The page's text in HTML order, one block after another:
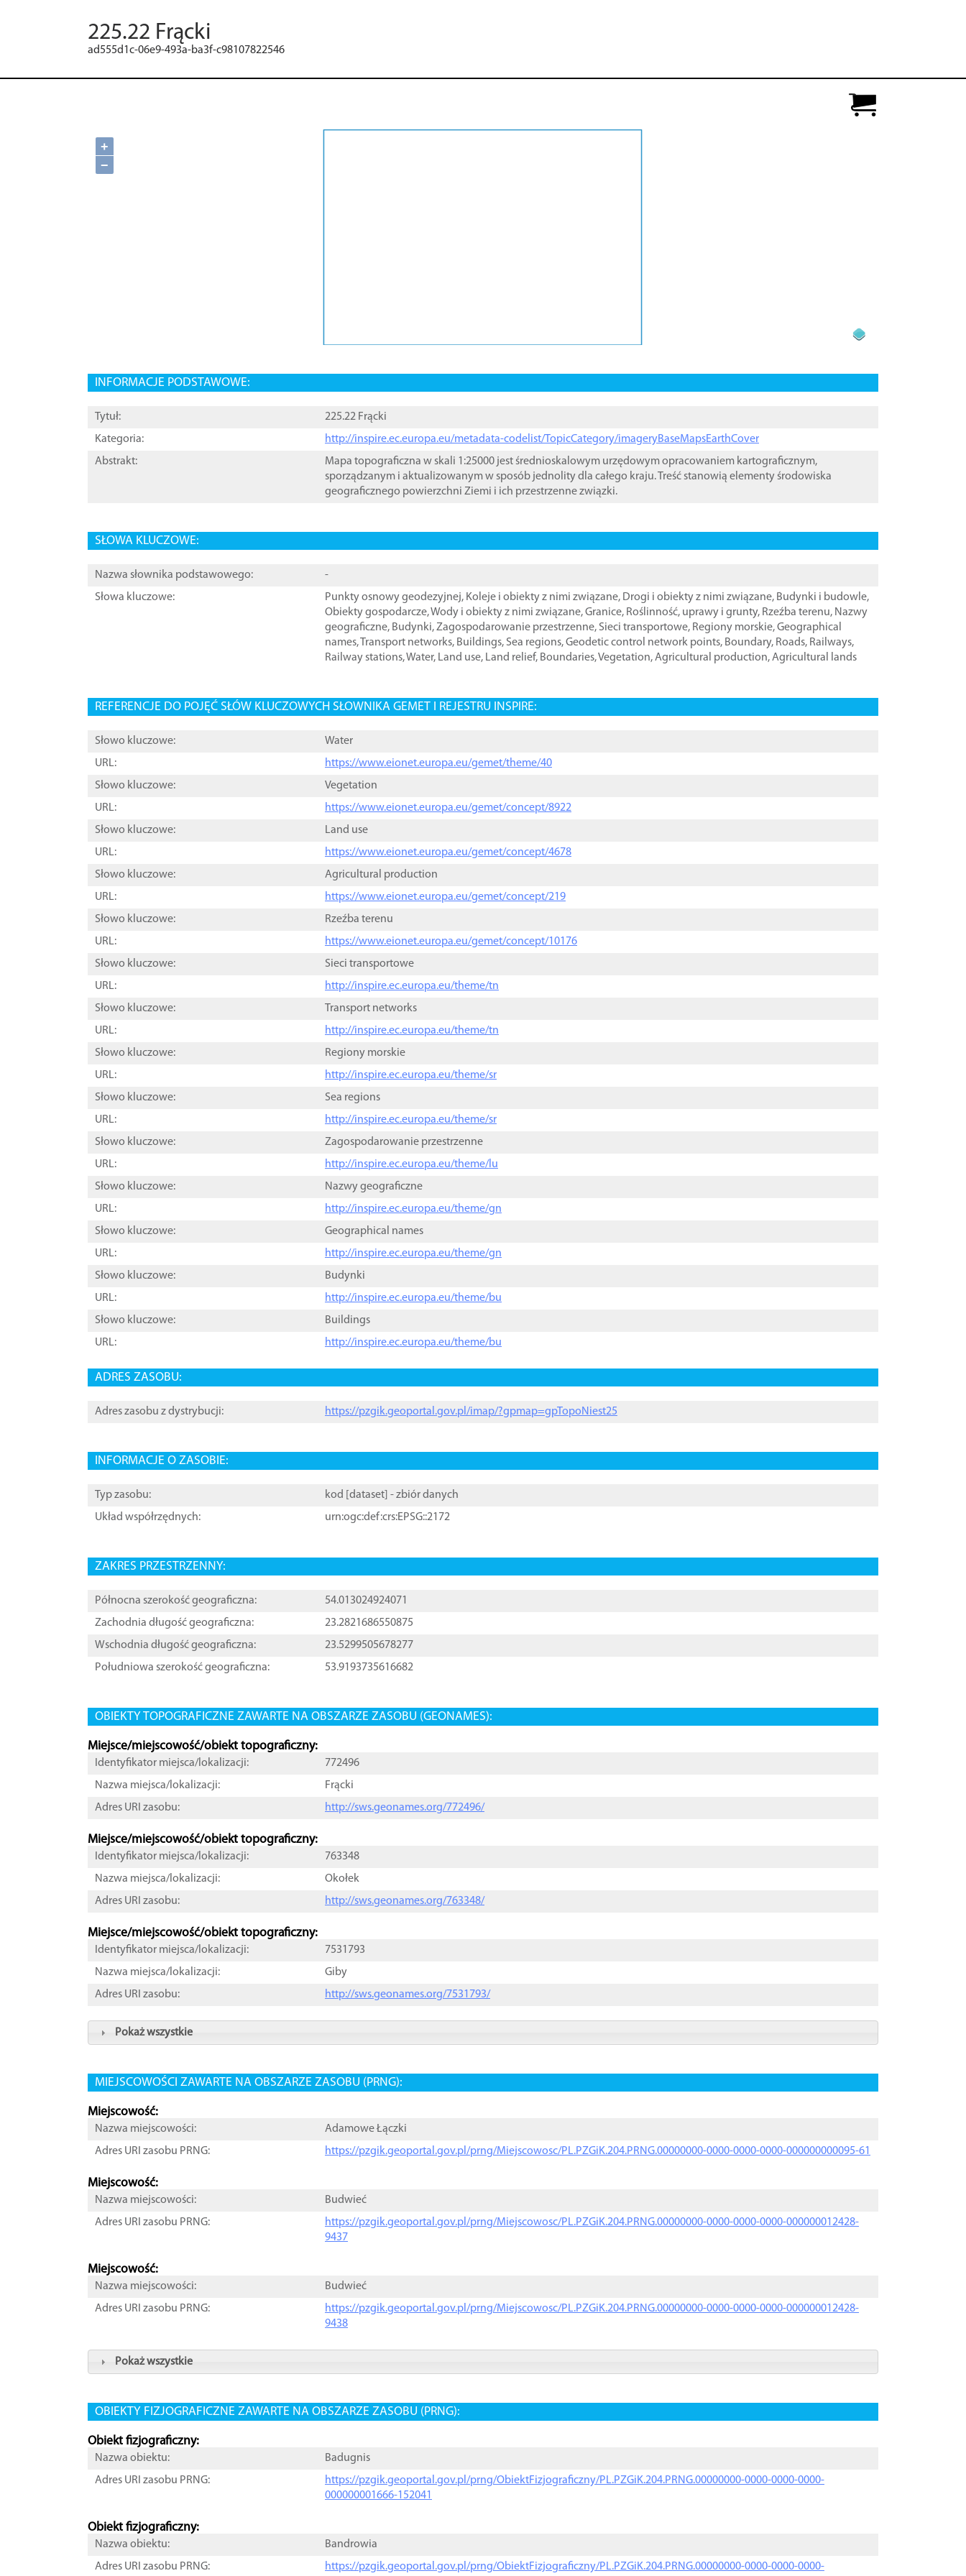
225.22 Frącki
ad555d1c-06e9-493a-ba3f-c98107822546
+
−
INFORMACJE PODSTAWOWE:
Tytuł:
225.22 Frącki
Kategoria:
http://inspire.ec.europa.eu/metadata-codelist/TopicCategory/imageryBaseMapsEarthCover
Abstrakt:
Mapa topograficzna w skali 1:25000 jest średnioskalowym urzędowym opracowaniem kartograficznym,
sporządzanym i aktualizowanym w sposób jednolity dla całego kraju. Treść stanowią elementy środowiska
geograficznego powierzchni Ziemi i ich przestrzenne związki.
SŁOWA KLUCZOWE:
Nazwa słownika podstawowego:
-
Słowa kluczowe:
Punkty osnowy geodezyjnej, Koleje i obiekty z nimi związane, Drogi i obiekty z nimi związane, Budynki i budowle,
Obiekty gospodarcze,Wody i obiekty z nimi związane,Granice, Roślinność, uprawy i grunty, Rzeźba terenu, Nazwy
geograficzne, Budynki,Zagospodarowanie przestrzenne, Sieci transportowe, Regiony morskie,Geographical
names,Transport networks, Buildings, Sea regions,Geodetic control network points, Boundary, Roads, Railways,
Railway stations,Water, Land use, Land relief, Boundaries,Vegetation,Agricultural production,Agricultural lands
REFERENCJE DO POJĘĆ SŁÓW KLUCZOWYCH SŁOWNIKA GEMET I REJESTRU INSPIRE:
Słowo kluczowe:
Water
URL:
https://www.eionet.europa.eu/gemet/theme/40
Słowo kluczowe:
Vegetation
URL:
https://www.eionet.europa.eu/gemet/concept/8922
Słowo kluczowe:
Land use
URL:
https://www.eionet.europa.eu/gemet/concept/4678
Słowo kluczowe:
Agricultural production
URL:
https://www.eionet.europa.eu/gemet/concept/219
Słowo kluczowe:
Rzeźba terenu
URL:
https://www.eionet.europa.eu/gemet/concept/10176
Słowo kluczowe:
Sieci transportowe
URL:
http://inspire.ec.europa.eu/theme/tn
Słowo kluczowe:
Transport networks
URL:
http://inspire.ec.europa.eu/theme/tn
Słowo kluczowe:
Regiony morskie
URL:
http://inspire.ec.europa.eu/theme/sr
Słowo kluczowe:
Sea regions
URL:
http://inspire.ec.europa.eu/theme/sr
Słowo kluczowe:
Zagospodarowanie przestrzenne
URL:
http://inspire.ec.europa.eu/theme/lu
Słowo kluczowe:
Nazwy geograficzne
URL:
http://inspire.ec.europa.eu/theme/gn
Słowo kluczowe:
Geographical names
URL:
http://inspire.ec.europa.eu/theme/gn
Słowo kluczowe:
Budynki
URL:
http://inspire.ec.europa.eu/theme/bu
Słowo kluczowe:
Buildings
URL:
http://inspire.ec.europa.eu/theme/bu
ADRES ZASOBU:
Adres zasobu z dystrybucji: https://pzgik.geoportal.gov.pl/imap/?gpmap=gpTopoNiest25
INFORMACJE O ZASOBIE:
Typ zasobu: kod [ dataset ] - zbiór danych
Układ współrzędnych:
urn:ogc:def:crs:EPSG::2172
ZAKRES PRZESTRZENNY:
Północna szerokość geograficzna:
54.013024924071
Zachodnia długość geograficzna:
23.2821686550875
Wschodnia długość geograficzna:
23.5299505678277
Południowa szerokość geograficzna:
53.9193735616682
OBIEKTY TOPOGRAFICZNE ZAWARTE NA OBSZARZE ZASOBU (GEONAMES):
Miejsce/miejscowość/obiekt topograficzny:
Identyfikator miejsca/lokalizacji:
772496
Nazwa miejsca/lokalizacji:
Frącki
Adres URI zasobu:
http://sws.geonames.org/772496/
Miejsce/miejscowość/obiekt topograficzny:
Identyfikator miejsca/lokalizacji:
763348
Nazwa miejsca/lokalizacji:
Okołek
Adres URI zasobu:
http://sws.geonames.org/763348/
Miejsce/miejscowość/obiekt topograficzny:
Identyfikator miejsca/lokalizacji:
7531793
Nazwa miejsca/lokalizacji:
Giby
Adres URI zasobu:
http://sws.geonames.org/7531793/
Pokaż wszystkie
MIEJSCOWOŚCI ZAWARTE NA OBSZARZE ZASOBU (PRNG):
Miejscowość:
Nazwa miejscowości:
Adamowe Łączki
Adres URI zasobu PRNG:
https://pzgik.geoportal.gov.pl/prng/Miejscowosc/PL.PZGiK.204.PRNG.00000000-0000-0000-0000-000000000095-61
Miejscowość:
Nazwa miejscowości:
Budwieć
Adres URI zasobu PRNG:
https://pzgik.geoportal.gov.pl/prng/Miejscowosc/PL.PZGiK.204.PRNG.00000000-0000-0000-0000-000000012428-
9437
Miejscowość:
Nazwa miejscowości:
Budwieć
Adres URI zasobu PRNG:
https://pzgik.geoportal.gov.pl/prng/Miejscowosc/PL.PZGiK.204.PRNG.00000000-0000-0000-0000-000000012428-
9438
Pokaż wszystkie
OBIEKTY FIZJOGRAFICZNE ZAWARTE NA OBSZARZE ZASOBU (PRNG):
Obiekt fizjograficzny:
Nazwa obiektu:
Badugnis
Adres URI zasobu PRNG:
https://pzgik.geoportal.gov.pl/prng/ObiektFizjograficzny/PL.PZGiK.204.PRNG.00000000-0000-0000-0000-
000000001666-152041
Obiekt fizjograficzny:
Nazwa obiektu:
Bandrowia
Adres URI zasobu PRNG:
https://pzgik.geoportal.gov.pl/prng/ObiektFizjograficzny/PL.PZGiK.204.PRNG.00000000-0000-0000-0000-